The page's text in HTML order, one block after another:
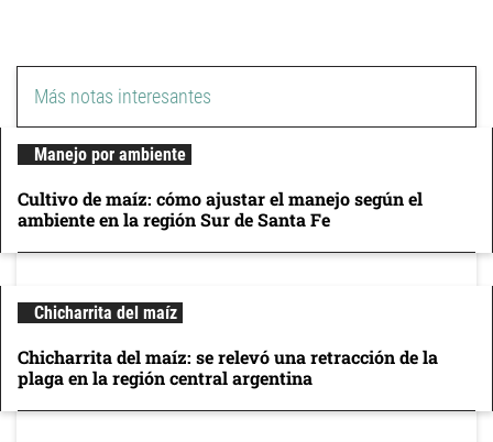
Más notas interesantes
Manejo por ambiente
Cultivo de maíz: cómo ajustar el manejo según el
ambiente en la región Sur de Santa Fe
Chicharrita del maíz
Chicharrita del maíz: se relevó una retracción de la
plaga en la región central argentina